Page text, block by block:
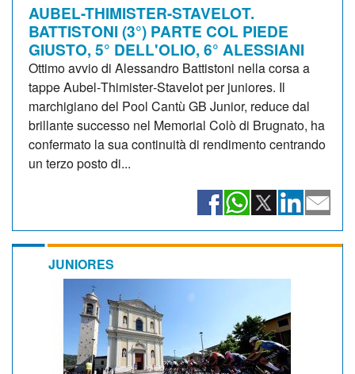
AUBEL-THIMISTER-STAVELOT.
BATTISTONI (3°) PARTE COL PIEDE
GIUSTO, 5° DELL'OLIO, 6° ALESSIANI
Ottimo avvio di Alessandro Battistoni nella corsa a
tappe Aubel‑Thimister‑Stavelot per juniores. Il
marchigiano del Pool Cantù GB Junior, reduce dal
brillante successo nel Memorial Colò di Brugnato, ha
confermato la sua continuità di rendimento centrando
un terzo posto di...
JUNIORES